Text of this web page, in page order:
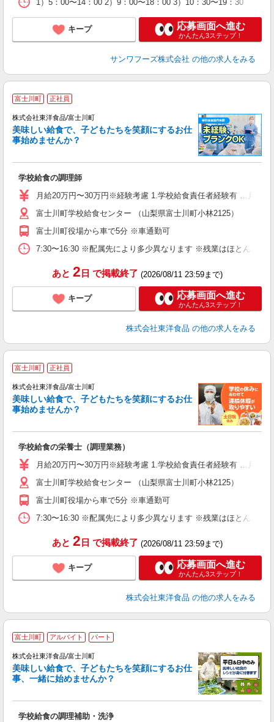
1）5：00〜14：00 2）9：00〜18：00 3）10：30〜19：30
キープ 応募画面へ進む
かんたん3ステップ！
サンワフーズ株式会社 の他の求人をみる
富士川町 正社員
株式会社東洋食品/富士川町
美味しい給食で、子どもたちを笑顔にするお仕
事始めませんか？
学校給食の調理師
月給20万円〜30万円※経験考慮 1.学校給食責任者経験有 …月給
富士川町学校給食センター （山梨県富士川町小林2125）
富士川町役場から車で5分 ※車通勤可
7:30〜16:30 ※配属先により多少異なります ※残業はほとんど
あと 2 日 で掲載終了 (2026/08/11 23:59まで)
キープ 応募画面へ進む
かんたん3ステップ！
株式会社東洋食品 の他の求人をみる
富士川町 正社員
株式会社東洋食品/富士川町
美味しい給食で、子どもたちを笑顔にするお仕
事始めませんか？
学校給食の栄養士（調理業務）
月給20万円〜30万円※経験考慮 1.学校給食責任者経験有 …月給
富士川町学校給食センター （山梨県富士川町小林2125）
富士川町役場から車で5分 ※車通勤可
7:30〜16:30 ※配属先により多少異なります ※残業はほとんど
あと 2 日 で掲載終了 (2026/08/11 23:59まで)
キープ 応募画面へ進む
かんたん3ステップ！
株式会社東洋食品 の他の求人をみる
富士川町 アルバイト パート
株式会社東洋食品/富士川町
美味しい給食で、子どもたちを笑顔にするお仕
事、一緒に始めませんか？
学校給食の調理補助・洗浄